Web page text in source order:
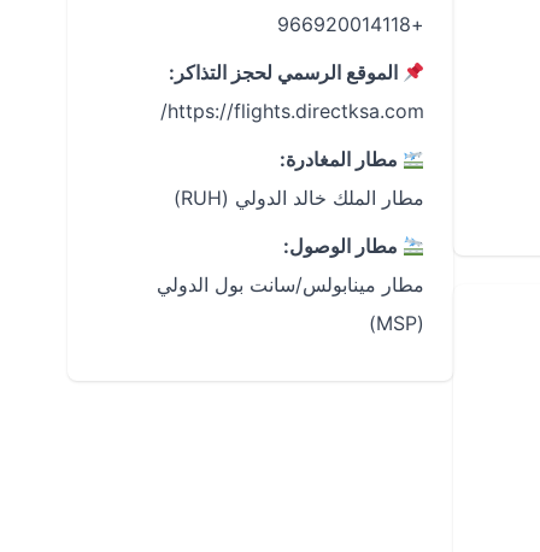
+966920014118
الموقع الرسمي لحجز التذاكر:
https://flights.directksa.com/
مطار المغادرة:
مطار الملك خالد الدولي (RUH)
مطار الوصول:
مطار مينابولس/سانت بول الدولي
(MSP)